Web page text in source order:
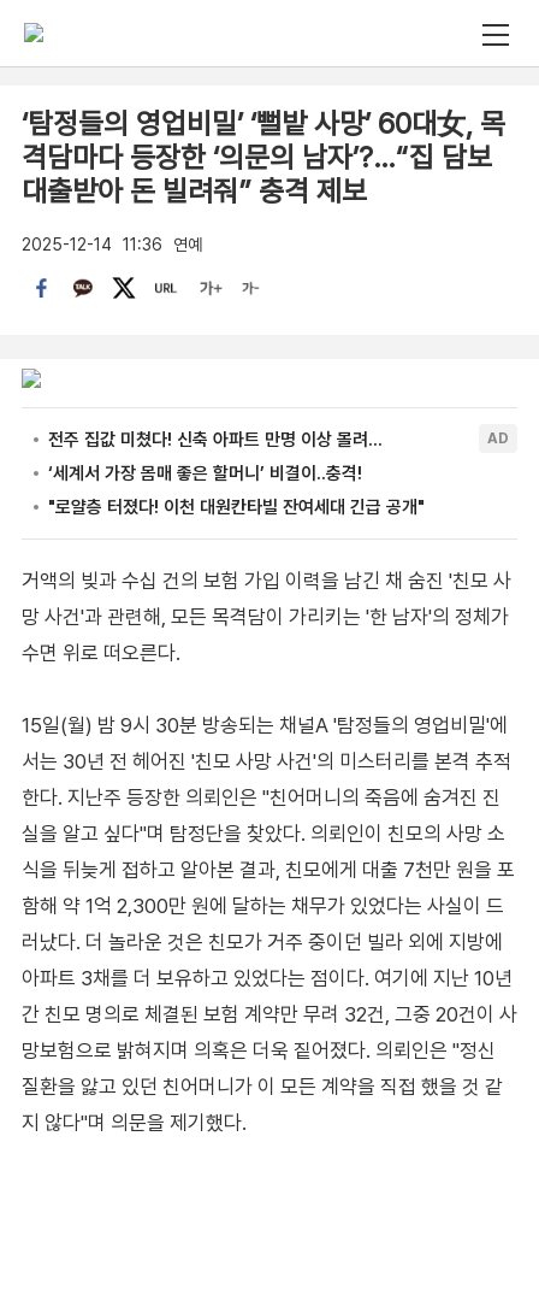
‘탐정들의 영업비밀’ ‘뻘밭 사망’ 60대女, 목
격담마다 등장한 ‘의문의 남자’?…“집 담보
대출받아 돈 빌려줘” 충격 제보
2025-12-14 11:36 연예
거액의 빚과 수십 건의 보험 가입 이력을 남긴 채 숨진 '친모 사
망 사건'과 관련해, 모든 목격담이 가리키는 '한 남자'의 정체가
수면 위로 떠오른다.
15일(월) 밤 9시 30분 방송되는 채널A '탐정들의 영업비밀'에
서는 30년 전 헤어진 '친모 사망 사건'의 미스터리를 본격 추적
한다. 지난주 등장한 의뢰인은 "친어머니의 죽음에 숨겨진 진
실을 알고 싶다"며 탐정단을 찾았다. 의뢰인이 친모의 사망 소
식을 뒤늦게 접하고 알아본 결과, 친모에게 대출 7천만 원을 포
함해 약 1억 2,300만 원에 달하는 채무가 있었다는 사실이 드
러났다. 더 놀라운 것은 친모가 거주 중이던 빌라 외에 지방에
아파트 3채를 더 보유하고 있었다는 점이다. 여기에 지난 10년
간 친모 명의로 체결된 보험 계약만 무려 32건, 그중 20건이 사
망보험으로 밝혀지며 의혹은 더욱 짙어졌다. 의뢰인은 "정신
질환을 앓고 있던 친어머니가 이 모든 계약을 직접 했을 것 같
지 않다"며 의문을 제기했다.